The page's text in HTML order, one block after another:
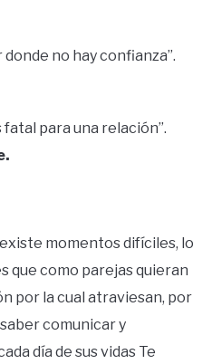
donde no hay confianza”.
para una relación”.
momentos difíciles, lo
que como parejas quieran
por la cual atraviesan, por
comunicar y
día de sus vidas Te